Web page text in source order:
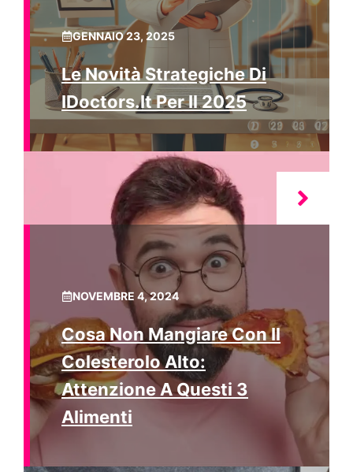
GENNAIO 23, 2025
Le Novità Strategiche Di
IDoctors.it Per Il 2025
NOVEMBRE 4, 2024
Cosa Non Mangiare Con Il
Colesterolo Alto:
Attenzione A Questi 3
Alimenti